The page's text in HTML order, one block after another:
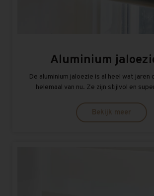
Aluminium
De aluminium jaloezie is al heel wat jaren
helemaal van nu. Ze zijn stijlvol en
Bekijk meer